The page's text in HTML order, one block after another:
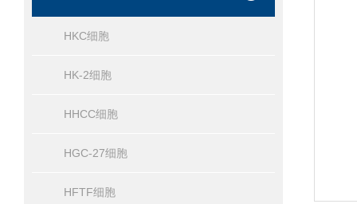
HKC细胞
HK-2细胞
HHCC细胞
HGC-27细胞
HFTF细胞